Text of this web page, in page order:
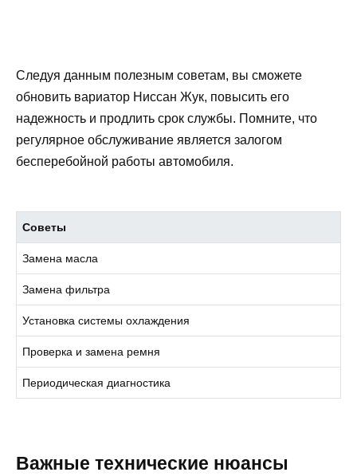
Следуя данным полезным советам, вы сможете
обновить вариатор Ниссан Жук, повысить его
надежность и продлить срок службы. Помните, что
регулярное обслуживание является залогом
бесперебойной работы автомобиля.
Советы
Замена масла
Замена фильтра
Установка системы охлаждения
Проверка и замена ремня
Периодическая диагностика
Важные технические нюансы